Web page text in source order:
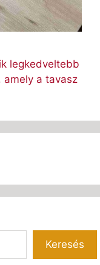
legkedveltebb
amely a tavasz
Keresés